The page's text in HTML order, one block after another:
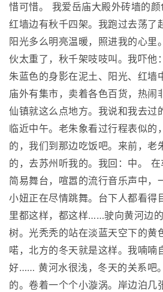
惜可惜。 我爱岳庙大殿外砖墙的颜
红墙边有秋千四架。我跑过去荡了
阳光多么明亮温暖，照进我的心里
伙太重了，秋千架吱吱叫。我吓
朱蓝色的身影在泥土、阳光、红墙
庙外有集市，卖着各色百货，热闹
仙镇就这么点地方。我说和我去过
临近中午。老朱象看过行程表似的
的，我们到那边吃饭吧。来前，老
的，去苏州听我的。我回：中。
简易舞台，喧嚣的流行音乐声中，
小妞正在尽情跳舞。台下人都看得
里都这样，都这样……驶向黄河边
树。光秃秃的站在淡蓝天空下的黄
喏，北方的冬天就是这样。我喃喃
好…… 黄河水很浅，冬天的关系吧
的。卷着一个个小漩涡。岸边泊几